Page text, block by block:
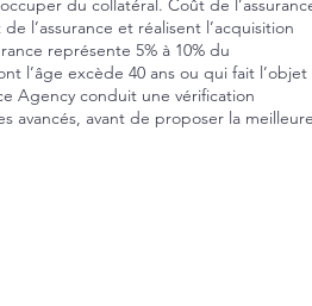
du collatéral. Coût de
l’assurance et réalisent l’acquisition
représente 5% à 10% du
l’âge excède 40 ans ou qui fait l’objet
Agency conduit une vérification
avancés, avant de proposer la meilleure